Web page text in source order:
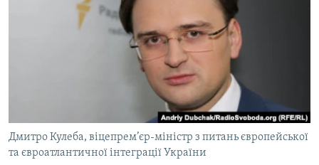
ВІДЕОУРОКИ «ELIFBE»
УКРАЇНСЬКА ПРОБЛЕМА КРИМУ
Усі сайти RFE/RL
Дмитро Кулеба, віцепрем’єр-міністр з питань європейської
та євроатлантичної інтеграції України